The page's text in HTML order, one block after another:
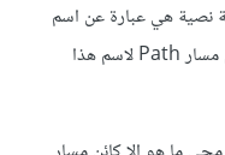
نصية هي عبارة عن اسم
المجلد أو اسم الملف، وذلك بغية إنشاء كائن مسار Path لاسم هذا